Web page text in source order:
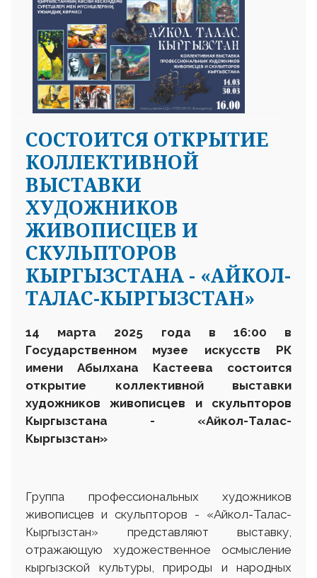
СОСТОИТСЯ ОТКРЫТИЕ
КОЛЛЕКТИВНОЙ
ВЫСТАВКИ
ХУДОЖНИКОВ
ЖИВОПИСЦЕВ И
СКУЛЬПТОРОВ
КЫРГЫЗСТАНА - «АЙКОЛ-
ТАЛАС-КЫРГЫЗСТАН»
14 марта 2025 года в 16:00 в
Государственном музее искусств РК
имени Абылхана Кастеева состоится
открытие коллективной выставки
художников живописцев и скульпторов
Кыргызстана - «Айкол-Талас-
Кыргызстан»
Группа профессиональных художников
живописцев и скульпторов - «Айкол-Талас-
Кыргызстан» представляют выставку,
отражающую художественное осмысление
кыргызской культуры, природы и народных